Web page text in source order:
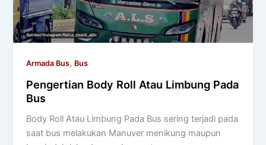
Armada Bus, Bus
Pengertian Body Roll Atau Limbung Pada
Bus
Body Roll Atau Limbung Pada Bus sering terjadi pada
saat bus melakukan Manuver menikung maupun